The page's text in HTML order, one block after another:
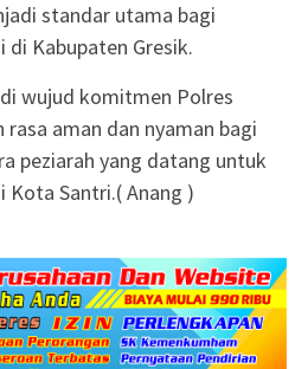
standar utama bagi
Kabupaten Gresik.
wujud komitmen Polres
aman dan nyaman bagi
peziarah yang datang untuk
Kota Santri.( Anang )